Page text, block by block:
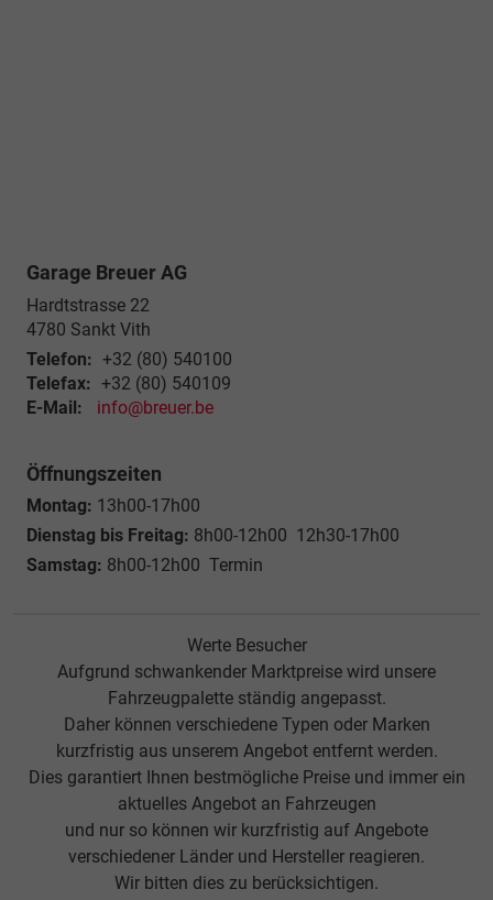
Garage Breuer AG
Hardtstrasse 22
4780 Sankt Vith
Telefon: +32 (80) 540100
Telefax: +32 (80) 540109
E-Mail:
info@breuer.be
Öffnungszeiten
Montag: 13h00-17h00
Dienstag bis Freitag: 8h00-12h00 12h30-17h00
Samstag: 8h00-12h00 Termin
Werte Besucher
Aufgrund schwankender Marktpreise wird unsere
Fahrzeugpalette ständig angepasst.
Daher können verschiedene Typen oder Marken
kurzfristig aus unserem Angebot entfernt werden.
Dies garantiert Ihnen bestmögliche Preise und immer ein
aktuelles Angebot an Fahrzeugen
und nur so können wir kurzfristig auf Angebote
verschiedener Länder und Hersteller reagieren.
Wir bitten dies zu berücksichtigen.